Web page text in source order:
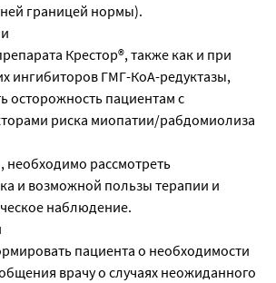
границей нормы).
Крестор®, также как и при
ингибиторов ГМГ-КоА-редуктазы,
осторожность пациентам с
риска миопатии/рабдомиолиза
необходимо рассмотреть
и возможной пользы терапии и
наблюдение.
пациента о необходимости
врачу о случаях неожиданного